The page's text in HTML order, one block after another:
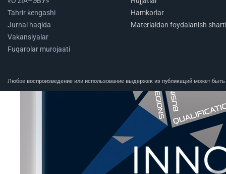
Tahrir kengashi
Jurnal haqida
Vakansiyalar
Fuqarolar murojaati
Hamkorlar
Materialdan foydalanish
Любое воспроизведение или использование выдержек из публикаций может